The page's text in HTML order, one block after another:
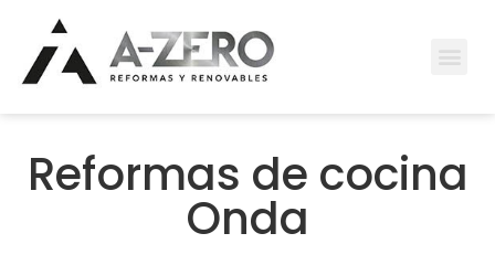
Reformas de cocina
Onda